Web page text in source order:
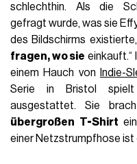
schlechthin. Als die
gefragt wurde, was sie
des Bildschirms
fragen, wo sie einkauft.“
einem Hauch von
Indie-
Serie in Bristol
ausgestattet. Sie
übergroßen T-Shirt
einer Netzstrumpfhose